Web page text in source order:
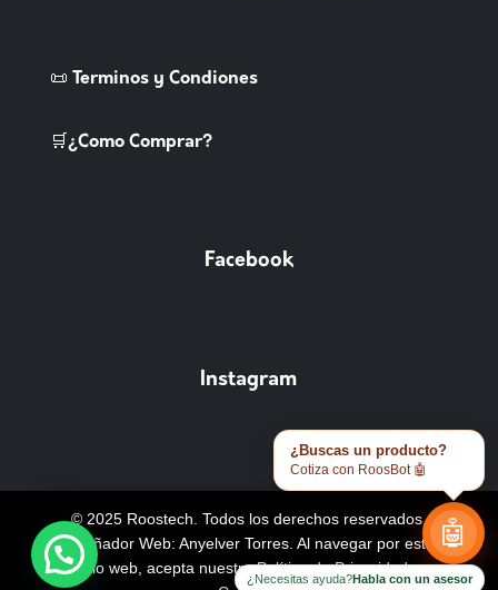
📜 Terminos y Condiones
🛒¿Como Comprar?
Facebook
Instagram
© 2025 Roostech. Todos los derechos reservados.
Diseñador Web: Anyelver Torres . Al navegar por este
sitio web, acepta nuestraPolítica de Privacidad y
¿Buscas un producto?
Cotiza con RoosBot 🤖
🤖
¿Necesitas ayuda?Habla con un asesor